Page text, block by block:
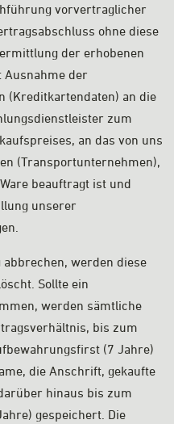
vorvertraglicher
ohne diese
der erhobenen
Ausnahme der
(Kreditkartendaten) an die
zum
an das von uns
(Transportunternehmen),
beauftragt ist und
unserer
abbrechen, werden diese
Sollte ein
werden sämtliche
bis zum
(7 Jahre)
die Anschrift, gekaufte
hinaus bis zum
gespeichert. Die